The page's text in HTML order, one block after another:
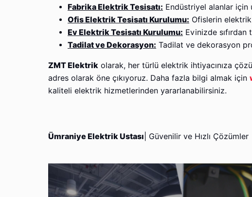
Fabrika Elektrik Tesisatı: Endüstriyel alanlar için
Ofis Elektrik Tesisatı Kurulumu: Ofislerin
Ev Elektrik Tesisatı Kurulumu: Evinizde
Tadilat ve Dekorasyon: Tadilat ve dekorasyon
ZMT Elektrik olarak, her türlü elektrik ihtiyacınıza
adres olarak öne çıkıyoruz. Daha fazla bilgi almak için
kaliteli elektrik hizmetlerinden yararlanabilirsiniz.
Ümraniye Elektrik Ustası | Güvenilir ve Hızlı Çözümler